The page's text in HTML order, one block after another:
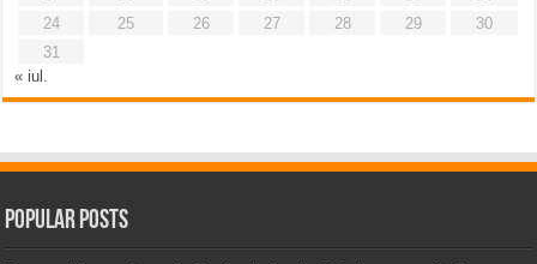
24
25 26 27 28 29
30
31
« iul.
Popular Posts